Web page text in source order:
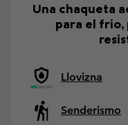
Una chaqueta
para el frío,
Llovizna
Senderismo